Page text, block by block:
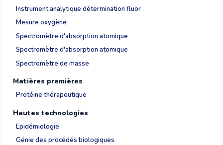
Instrument analytique détermination fluor
Mesure oxygène
Spectromètre d'absorption atomique
Spectromètre d'absorption atomique
Spectromètre de masse
Matières premières
Protéine thérapeutique
Hautes technologies
Epidémiologie
Génie des procédés biologiques